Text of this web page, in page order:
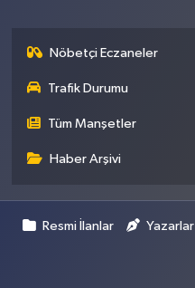
Nöbetçi Eczaneler
Trafik Durumu
Tüm Manşetler
Haber Arşivi
Resmi İlanlar Yazarlar